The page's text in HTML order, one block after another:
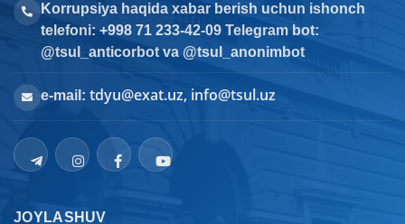
Korrupsiya haqida xabar berish uchun ishonch
telefoni: +998 71 233-42-09 Telegram bot:
@tsul_anticorbot va @tsul_anonimbot
e-mail: tdyu@exat.uz, info@tsul.uz
JOYLASHUV